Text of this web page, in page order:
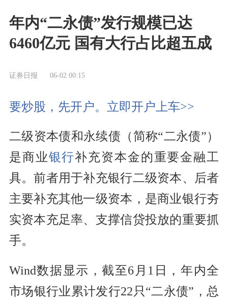
年内“二永债”发行规模已达
6460亿元 国有大行占比超五成
证券日报 06-02 00:15
要炒股，先开户。立即开户上车>>
二级资本债和永续债（简称“二永债”）
是商业银行补充资本金的重要金融工
具。前者用于补充银行二级资本、后者
主要补充其他一级资本，是商业银行夯
实资本充足率、支撑信贷投放的重要抓
手。
Wind数据显示，截至6月1日，年内全
市场银行业累计发行22只“二永债”，总